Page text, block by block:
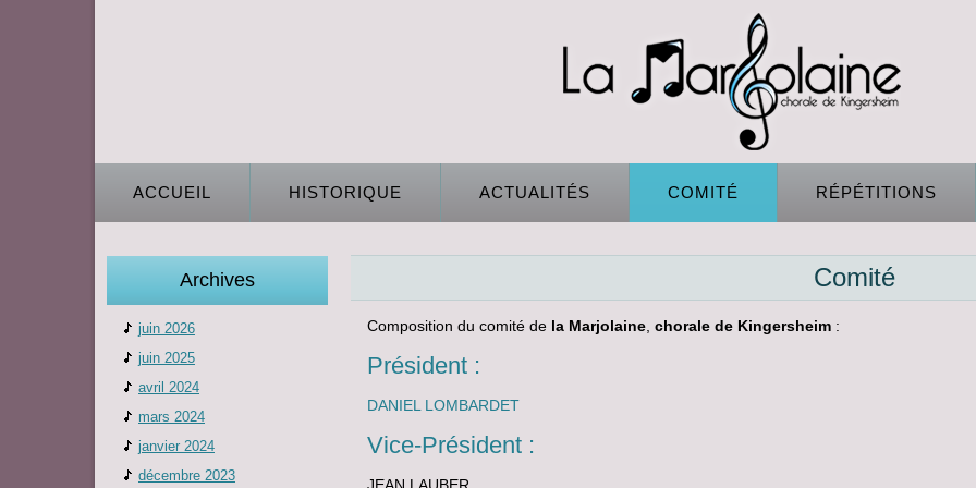
ACCUEIL HISTORIQUE ACTUALITÉS COMITÉ RÉPÉTITIONS
Archives
juin 2026
juin 2025
avril 2024
mars 2024
janvier 2024
décembre 2023
Comité
Composition du comité de la Marjolaine chorale de Kingersheim :
Président :
DANIEL LOMBARDET
Vice-Président :